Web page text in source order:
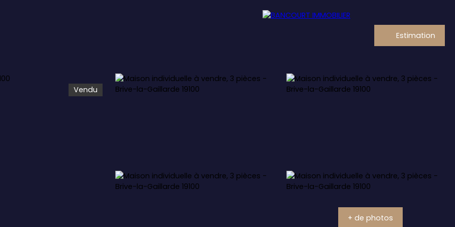
Estimation
Vendu
+ de photos